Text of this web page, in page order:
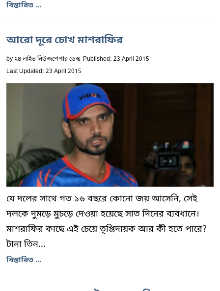
বিস্তারিত ...
আরো দূরে চোখ মাশরাফির
by২৪ লাইভ নিউজপেপার ডেস্ক Published: 23 April 2015
Last Updated: 23 April 2015
যে দলের সাথে গত ১৬ বছরে কোনো জয় আসেনি, সেই
দলকে দুমড়ে মুচড়ে দেওয়া হয়েছে সাত দিনের ব্যবধানে।
মাশরাফির কাছে এই চেয়ে তৃপ্তিদায়ক আর কী হতে পারে?
টানা তিন...
বিস্তারিত ...